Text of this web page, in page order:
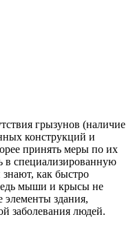
грызунов (наличие
конструкций и
принять меры по их
в специализированную
как быстро
мыши и крысы не
элементы здания,
заболевания людей.